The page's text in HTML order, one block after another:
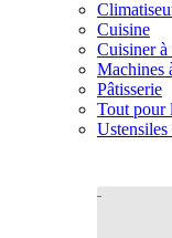
Cuisine
Cuisiner à
Machines
Pâtisserie
Tout pour